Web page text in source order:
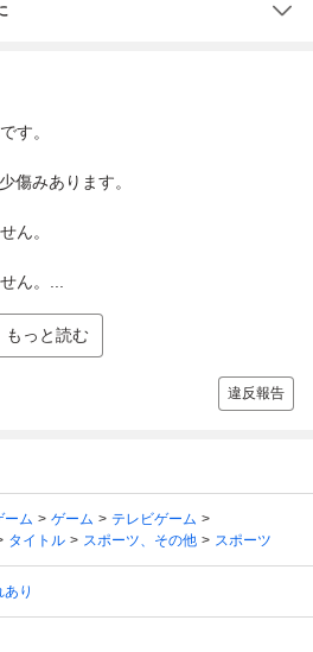
す。
傷みあります。
ん。
ん。...
もっと読む
違反報告
ーム ゲーム
テレビゲーム
タイトル スポーツ、その他 スポーツ
り